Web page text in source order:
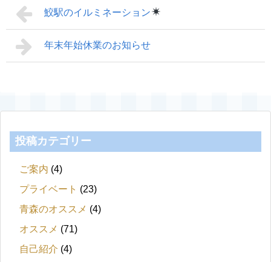
鮫駅のイルミネーション
年末年始休業のお知らせ
投稿カテゴリー
ご案内 (4)
プライベート (23)
青森のオススメ (4)
オススメ (71)
自己紹介 (4)